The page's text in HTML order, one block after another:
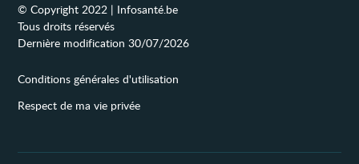
© Copyright 2022 | Infosanté.be
Tous droits réservés
Dernière modification 30/07/2026
Conditions générales d'utilisation
Respect de ma vie privée